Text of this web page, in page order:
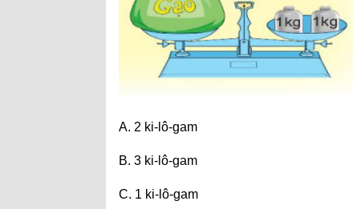
A. 2 ki-lô-gam
B. 3 ki-lô-gam
C. 1 ki-lô-gam